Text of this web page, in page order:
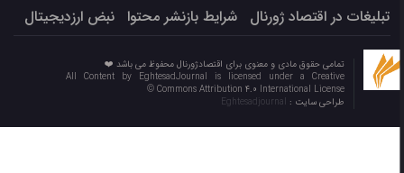
تبلیغات در اقتصاد ژورنال
شرایط بازنشر محتوا نبض ارزدیجیتال
تمامی حقوق مادی و معنوی برای اقتصادژورنال محفوظ می باشد ❤️
All Content by EghtesadJournal is licensed under a Creative
Commons Attribution 4.0 International License ©️
طراحی سایت :